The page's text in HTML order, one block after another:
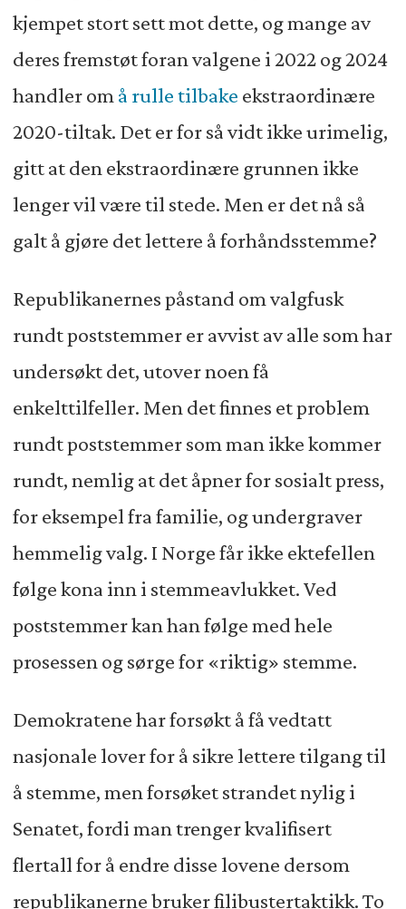
kjempet stort sett mot dette, og mange av
deres fremstøt foran valgene i 2022 og 2024
handler om å rulle tilbake ekstraordinære
2020-tiltak. Det er for så vidt ikke urimelig,
gitt at den ekstraordinære grunnen ikke
lenger vil være til stede. Men er det nå så
galt å gjøre det lettere å forhåndsstemme?
Republikanernes påstand om valgfusk
rundt poststemmer er avvist av alle som har
undersøkt det, utover noen få
enkelttilfeller. Men det finnes et problem
rundt poststemmer som man ikke kommer
rundt, nemlig at det åpner for sosialt press,
for eksempel fra familie, og undergraver
hemmelig valg. I Norge får ikke ektefellen
følge kona inn i stemmeavlukket. Ved
poststemmer kan han følge med hele
prosessen og sørge for «riktig» stemme.
Demokratene har forsøkt å få vedtatt
nasjonale lover for å sikre lettere tilgang til
å stemme, men forsøket strandet nylig i
Senatet, fordi man trenger kvalifisert
flertall for å endre disse lovene dersom
republikanerne bruker filibustertaktikk. To